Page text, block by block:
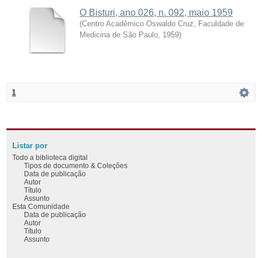
O Bisturi, ano 026, n. 092, maio 1959
(Centro Acadêmico Oswaldo Cruz, Faculdade de
Medicina de São Paulo 1959)
1
Listar por
Todo a biblioteca digital
Tipos de documento & Coleções
Data de publicação
Autor
Título
Assunto
Esta Comunidade
Data de publicação
Autor
Título
Assunto